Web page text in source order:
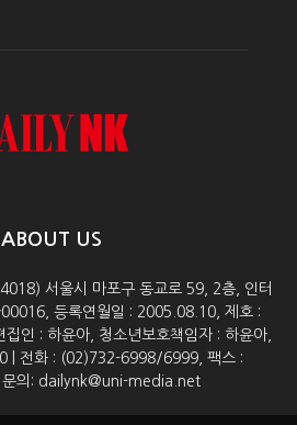
ABOUT US
서울시 마포구 동교로 59, 2층, 인터
00016, 등록연월일 : 2005.08.10, 제호 :
인 : 하윤아, 청소년보호책임자 : 하윤아,
| 전화 : (02)732-6998/6999, 팩스 :
의: dailynk@uni-media.net